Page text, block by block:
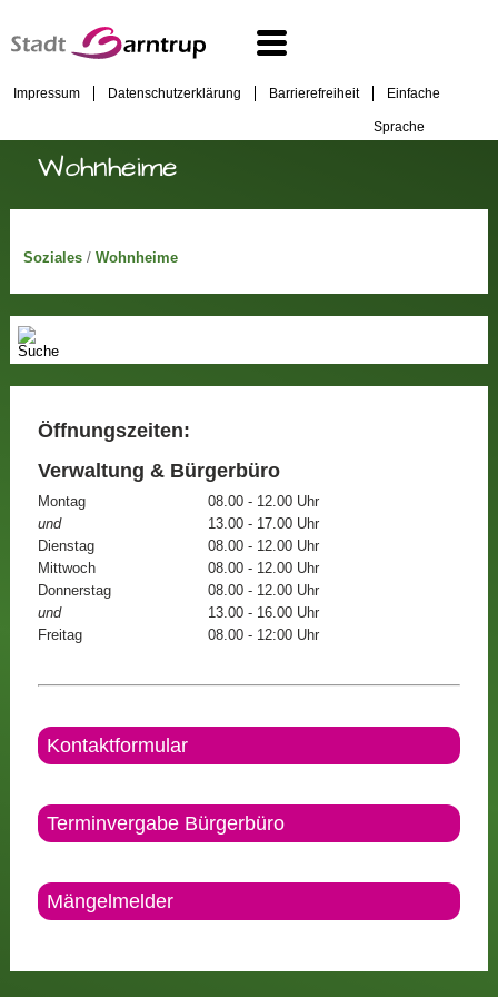
Impressum Datenschutzerklärung Barrierefreiheit Einfache
Sprache
Wohnheime
Soziales/ Wohnheime
Öffnungszeiten:
Verwaltung & Bürgerbüro
Montag
08.00 - 12.00 Uhr
und
13.00 - 17.00 Uhr
Dienstag
08.00 - 12.00 Uhr
Mittwoch
08.00 - 12.00 Uhr
Donnerstag
08.00 - 12.00 Uhr
und
13.00 - 16.00 Uhr
Freitag
08.00 - 12:00 Uhr
Kontaktformular
Terminvergabe Bürgerbüro
Mängelmelder